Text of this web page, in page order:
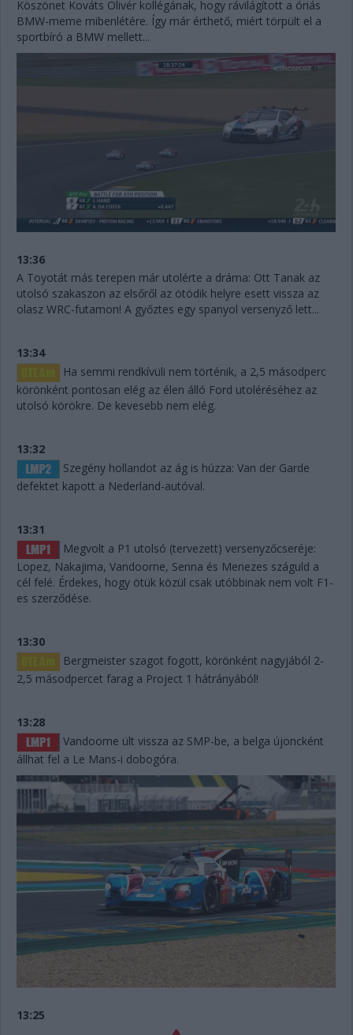
Köszönet Kováts Olivér kollégának, hogy rávilágított a óriás
BMW-meme mibenlétére. Így már érthető, miért törpült el a
sportbíró a BMW mellett...
13:36
A Toyotát más terepen már utolérte a dráma: Ott Tanak az
utolsó szakaszon az elsőről az ötödik helyre esett vissza az
olasz WRC-futamon! A győztes egy spanyol versenyző lett...
13:34
Ha semmi rendkívüli nem történik, a 2,5 másodperc
körönként pontosan elég az élen álló Ford utoléréséhez az
utolsó körökre. De kevesebb nem elég.
13:32
Szegény hollandot az ág is húzza: Van der Garde
defektet kapott a Nederland-autóval.
13:31
Megvolt a P1 utolsó (tervezett) versenyzőcseréje:
Lopez, Nakajima, Vandoorne, Senna és Menezes száguld a
cél felé. Érdekes, hogy ötük közül csak utóbbinak nem volt F1-
es szerződése.
13:30
Bergmeister szagot fogott, körönként nagyjából 2-
2,5 másodpercet farag a Project 1 hátrányából!
13:28
Vandoorne ült vissza az SMP-be, a belga újoncként
állhat fel a Le Mans-i dobogóra.
13:25